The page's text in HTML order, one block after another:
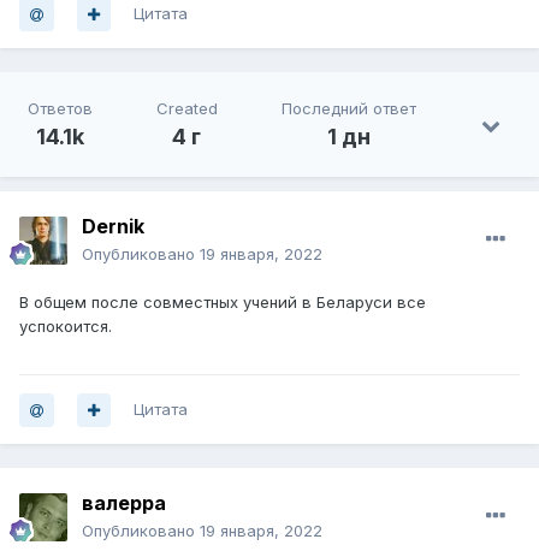
Цитата
Ответов
14.1k
Created
4 г
Последний ответ
1 дн
Dernik
Опубликовано 19 января, 2022
В общем после совместных учений в Беларуси все
успокоится.
Цитата
валерра
Опубликовано 19 января, 2022